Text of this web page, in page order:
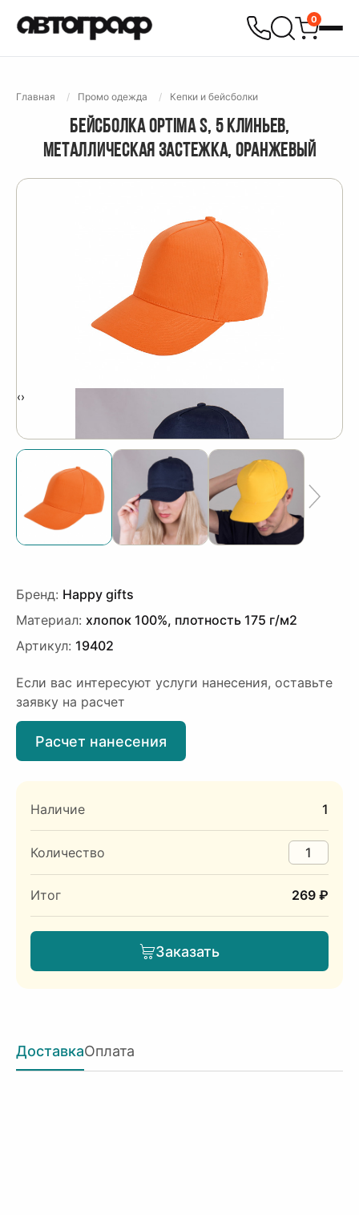
0
Главная Промо одежда Кепки и бейсболки
БЕЙСБОЛКА OPTIMA S, 5 КЛИНЬЕВ,
МЕТАЛЛИЧЕСКАЯ ЗАСТЕЖКА, ОРАНЖЕВЫЙ
‹›
Бренд: Happy gifts
Материал: хлопок 100%, плотность 175 г/м2
Артикул: 19402
Если вас интересуют услуги нанесения, оставьте
заявку на расчет
Расчет нанесения
Наличие 1
Количество
Итог 269 ₽
Заказать
ДоставкаОплата